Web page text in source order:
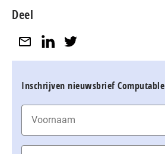
Deel
Inschrijven nieuwsbrief Computable